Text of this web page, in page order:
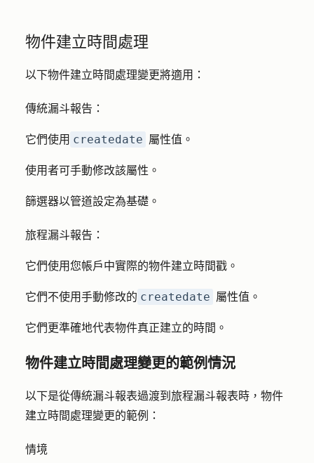
物件建立時間處理
以下物件建立時間處理變更將適用：
傳統漏斗報告：
它們使用 createdate 屬性值。
使用者可手動修改該屬性。
篩選器以管道設定為基礎。
旅程漏斗報告：
它們使用您帳戶中實際的物件建立時間戳。
它們不使用手動修改的 createdate 屬性值。
它們更準確地代表物件真正建立的時間。
物件建立時間處理變更的範例情況
以下是從傳統漏斗報表過渡到旅程漏斗報表時，物件
建立時間處理變更的範例：
情境